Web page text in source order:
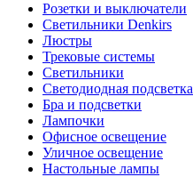
Розетки и выключатели
Светильники Denkirs
Люстры
Трековые системы
Светильники
Светодиодная подсветка
Бра и подсветки
Лампочки
Офисное освещение
Уличное освещение
Настольные лампы